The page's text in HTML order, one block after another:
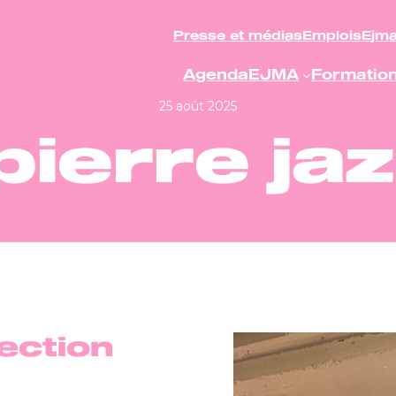
Presse et médiasEmplois
AgendaEJMA
25 août 2025